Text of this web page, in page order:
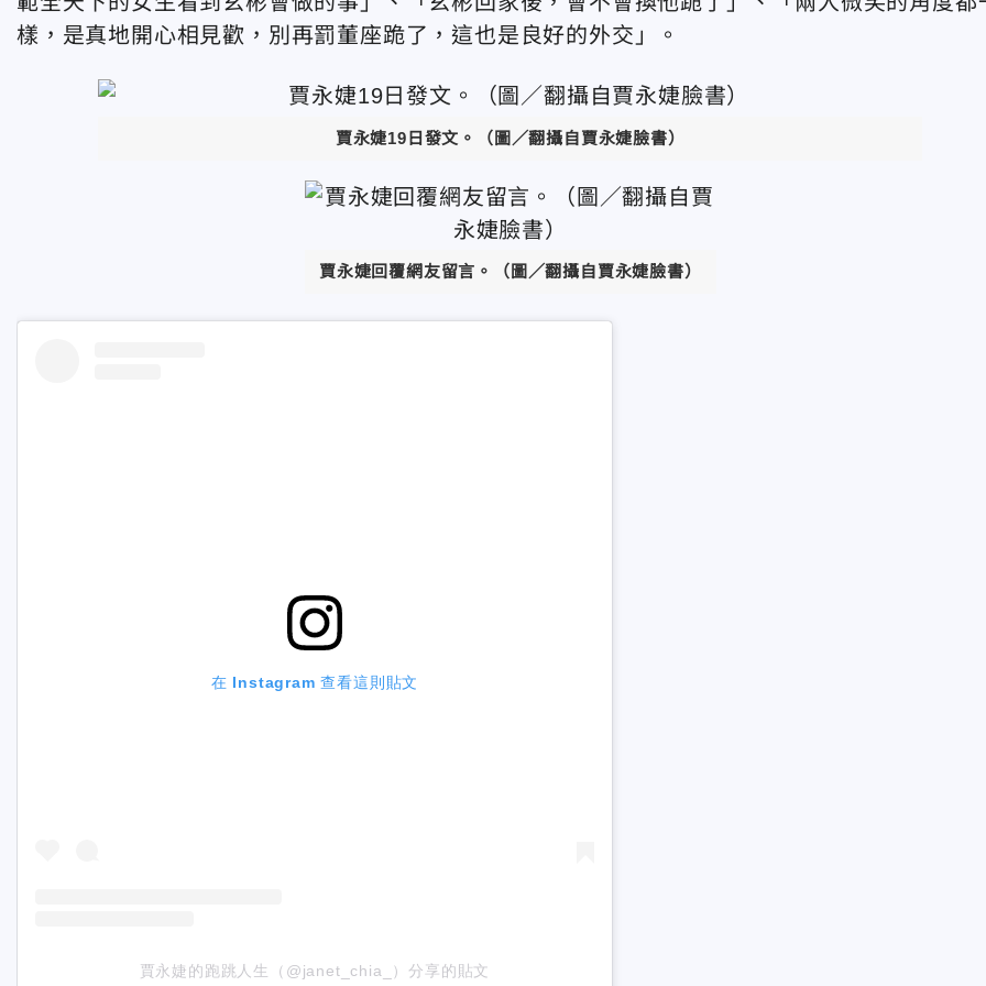
樣，是真地開心相見歡，別再罰董座跪了 ，這也是良好的外交 」。
賈永婕19日發文。（圖／翻攝自賈永婕臉書）
賈永婕回覆網友留言。（圖／翻攝自賈永婕臉書）
在 Instagram 查看這則貼文
賈永婕的跑跳人生（@janet_chia_）分享的貼文